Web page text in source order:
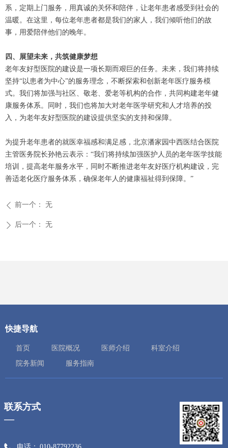
系，定期上门服务，用真诚的关怀和陪伴，让老年患者感受到社会的
温暖。在这里，每位老年患者都是我们的家人，我们倾听他们的故
事，用爱陪伴他们的晚年。
四、展望未来，共筑健康梦想
老年友好型医院的建设是一项长期而艰巨的任务。未来，我们将持续
坚持“以患者为中心”的服务理念，不断探索和创新老年医疗服务模
式。我们将加强与社区、敬老、爱老等机构的合作，共同构建老年健
康服务体系。同时，我们也将加大对老年医学研究和人才培养的投
入，为老年友好型医院的建设提供坚实的支持和保障。
为提升老年患者的就医幸福感和满足感，北京潘家园中西医结合医院
主管医务院长孙艳云表示：“我们将持续加强医护人员的老年医学技能
培训，提高老年服务水平，同时不断推进老年友好医疗机构建设，完
善适老化医疗服务体系，确保老年人的健康福祉得到保障。”
ꄴ 前一个： 无
ꄲ 后一个： 无
快捷导航
首页 医院概况 医师介绍
科室介绍
院务新闻
服务指南
联系方式
—